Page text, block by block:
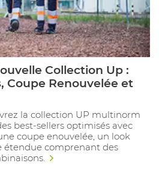
Collection Up :
Coupe Renouvelée et
la collection UP multinorm
best-sellers optimisés avec
coupe enouvelée, un look
étendue comprenant des